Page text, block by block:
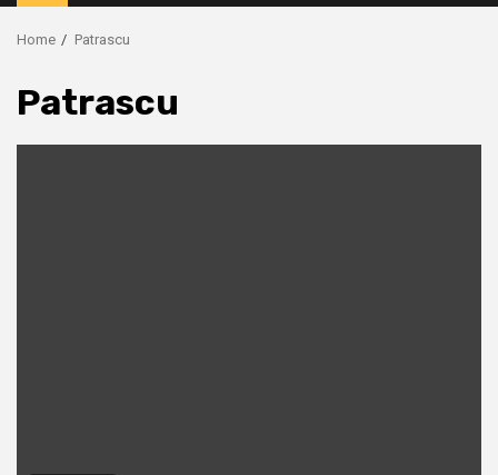
Menu
Home Patrascu
Patrascu